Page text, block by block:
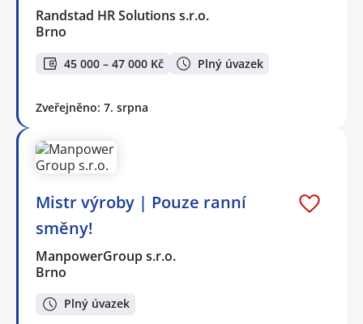
Randstad HR Solutions s.r.o.
Brno
45 000 – 47 000 Kč Plný úvazek
Zveřejněno: 7. srpna
Mistr výroby | Pouze ranní
směny!
ManpowerGroup s.r.o.
Brno
Plný úvazek